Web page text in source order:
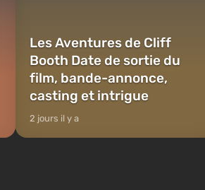
Les Aventures de Cliff
Booth Date de sortie du
film, bande-annonce,
casting et intrigue
2 jours il y a